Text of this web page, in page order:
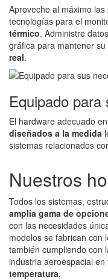
Aproveche al máximo
tecnologías para el
térmico. Administre
gráfica para mantener
real.
Equipado
El hardware adecuado
diseñados a la medida
sistemas relacionados
Nuestros
Todos los sistemas,
amplia gama de
con las necesidades
modelos se fabrican con
también cumpliendo con
industria aeroespacial
temperatura.